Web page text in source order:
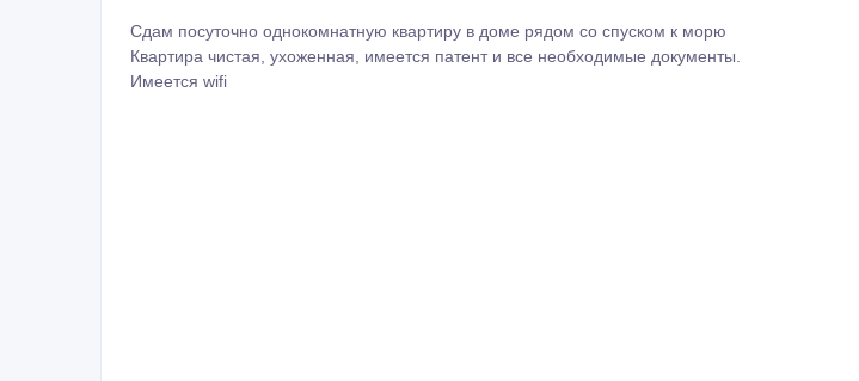
Сдам посуточно однокомнатную квартиру в доме рядом со спуском к морю
Квартира чистая, ухоженная, имеется патент и все необходимые документы.
Имеется wifi